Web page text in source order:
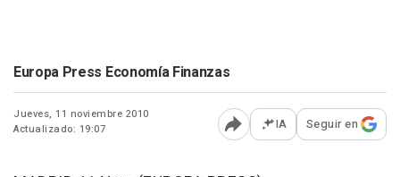
Europa Press Economía Finanzas
Jueves, 11 noviembre 2010
Actualizado: 19:07
Abrir opciones para
IA Seguir en